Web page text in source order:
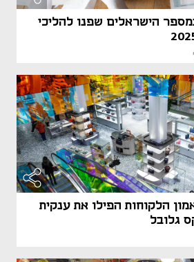
של כ-8% במספר הישראלים שפנו להליכי
הלקוחות הפילו את ענקית
גלובל